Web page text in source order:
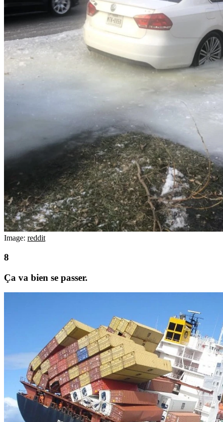
Image: reddit
Ça va bien se passer.